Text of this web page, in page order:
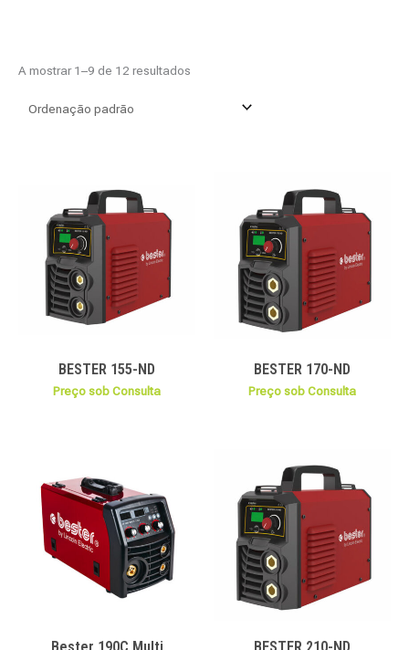
A mostrar 1–9 de 12 resultados
BESTER 155-ND
Preço sob Consulta
BESTER 170-ND
Preço sob Consulta